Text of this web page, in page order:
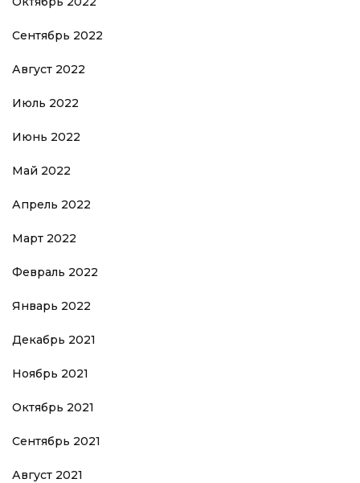
Сентябрь 2022
Август 2022
Июль 2022
Июнь 2022
Май 2022
Апрель 2022
Март 2022
Февраль 2022
Январь 2022
Декабрь 2021
Ноябрь 2021
Октябрь 2021
Сентябрь 2021
Август 2021